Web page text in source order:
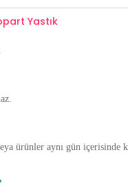
Yastık
ürünler aynı gün içerisinde
Şu